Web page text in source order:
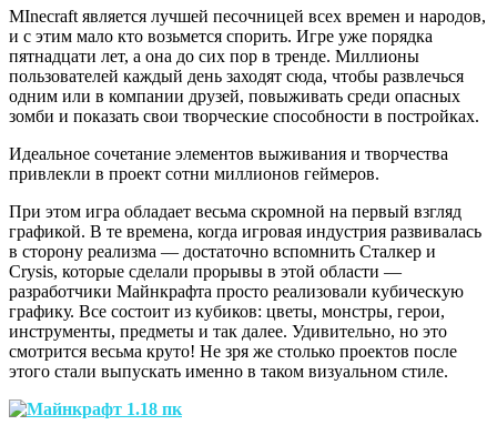
MInecraft является лучшей песочницей всех времен и народов,
и с этим мало кто возьмется спорить. Игре уже порядка
пятнадцати лет, а она до сих пор в тренде. Миллионы
пользователей каждый день заходят сюда, чтобы развлечься
одним или в компании друзей, повыживать среди опасных
зомби и показать свои творческие способности в постройках.
Идеальное сочетание элементов выживания и творчества
привлекли в проект сотни миллионов геймеров.
При этом игра обладает весьма скромной на первый взгляд
графикой. В те времена, когда игровая индустрия развивалась
в сторону реализма — достаточно вспомнить Сталкер и
Crysis, которые сделали прорывы в этой области —
разработчики Майнкрафта просто реализовали кубическую
графику. Все состоит из кубиков: цветы, монстры, герои,
инструменты, предметы и так далее. Удивительно, но это
смотрится весьма круто! Не зря же столько проектов после
этого стали выпускать именно в таком визуальном стиле.